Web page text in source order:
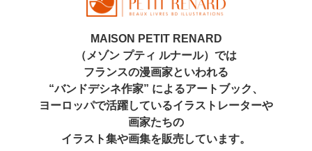
MAISON PETIT RENARD
（メゾン プティ ルナール）では
フランスの漫画家といわれる
“バンドデシネ作家” によるアートブック、
ヨーロッパで活躍しているイラストレーターや
画家たちの
イラスト集や画集を販売しています。